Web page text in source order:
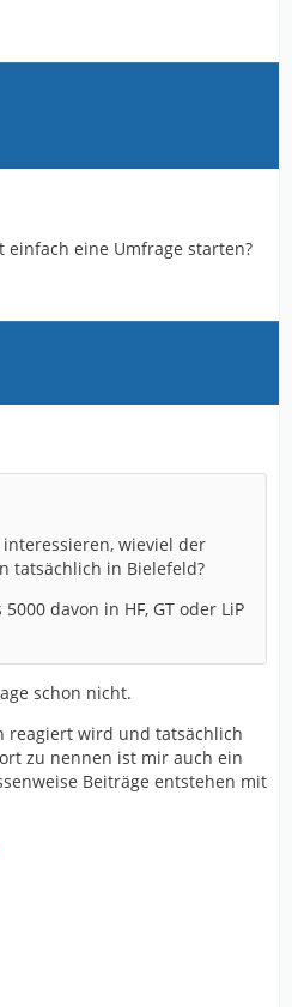
eine Umfrage starten?
wieviel der
tatsächlich in Bielefeld?
davon in HF, GT oder LiP
schon nicht.
reagiert wird und tatsächlich
zu nennen ist mir auch ein
Beiträge entstehen mit